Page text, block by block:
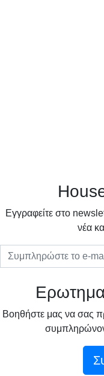
Eγγραφείτε στο
νέα
Βοηθήστε μας να σας